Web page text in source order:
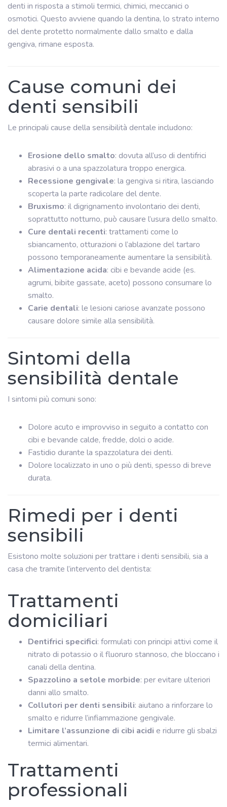
denti in risposta a stimoli termici, chimici, meccanici o
osmotici. Questo avviene quando la dentina, lo strato interno
del dente protetto normalmente dallo smalto e dalla
gengiva, rimane esposta.
Cause comuni dei
denti sensibili
Le principali cause della sensibilità dentale includono:
Erosione dello smalto: dovuta all’uso di dentifrici
abrasivi o a una spazzolatura troppo energica.
Recessione gengivale: la gengiva si ritira, lasciando
scoperta la parte radicolare del dente.
Bruxismo: il digrignamento involontario dei denti,
soprattutto notturno, può causare l’usura dello smalto.
Cure dentali recenti: trattamenti come lo
sbiancamento, otturazioni o l’ablazione del tartaro
possono temporaneamente aumentare la sensibilità.
Alimentazione acida: cibi e bevande acide (es.
agrumi, bibite gassate, aceto) possono consumare lo
smalto.
Carie dentali: le lesioni cariose avanzate possono
causare dolore simile alla sensibilità.
Sintomi della
sensibilità dentale
I sintomi più comuni sono:
Dolore acuto e improvviso in seguito a contatto con
cibi e bevande calde, fredde, dolci o acide.
Fastidio durante la spazzolatura dei denti.
Dolore localizzato in uno o più denti, spesso di breve
durata.
Rimedi per i denti
sensibili
Esistono molte soluzioni per trattare i denti sensibili, sia a
casa che tramite l’intervento del dentista:
Trattamenti
domiciliari
Dentifrici specifici: formulati con principi attivi come il
nitrato di potassio o il fluoruro stannoso, che bloccano i
canali della dentina.
Spazzolino a setole morbide: per evitare ulteriori
danni allo smalto.
Collutori per denti sensibili: aiutano a rinforzare lo
smalto e ridurre l’infiammazione gengivale.
Limitare l’assunzione di cibi acidi e ridurre gli sbalzi
termici alimentari.
Trattamenti
professionali